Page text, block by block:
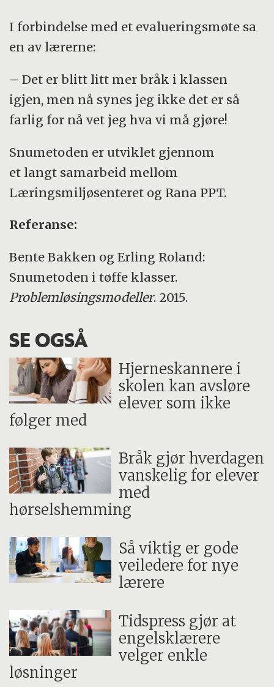
I forbindelse med et evalueringsmøte sa
en av lærerne:
– Det er blitt litt mer bråk i klassen
igjen, men nå synes jeg ikke det er så
farlig for nå vet jeg hva vi må gjøre!
Snumetoden er utviklet gjennom
et langt samarbeid mellom
Læringsmiljøsenteret og Rana PPT.
Referanse:
Bente Bakken og Erling Roland:
Snumetoden i tøffe klasser.
Problemløsingsmodeller. 2015.
SE OGSÅ
Hjerneskannere i
skolen kan avsløre
elever som ikke
følger med
Bråk gjør hverdagen
vanskelig for elever
med
hørselshemming
Så viktig er gode
veiledere for nye
lærere
Tidspress gjør at
engelsklærere
velger enkle
løsninger